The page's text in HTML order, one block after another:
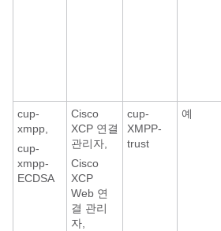
cup-
xmpp,
cup-
xmpp-
ECDSA
Cisco
XCP 연결
관리자,
Cisco
XCP
Web 연
결 관리
자,
cup-
XMPP-
trust
예